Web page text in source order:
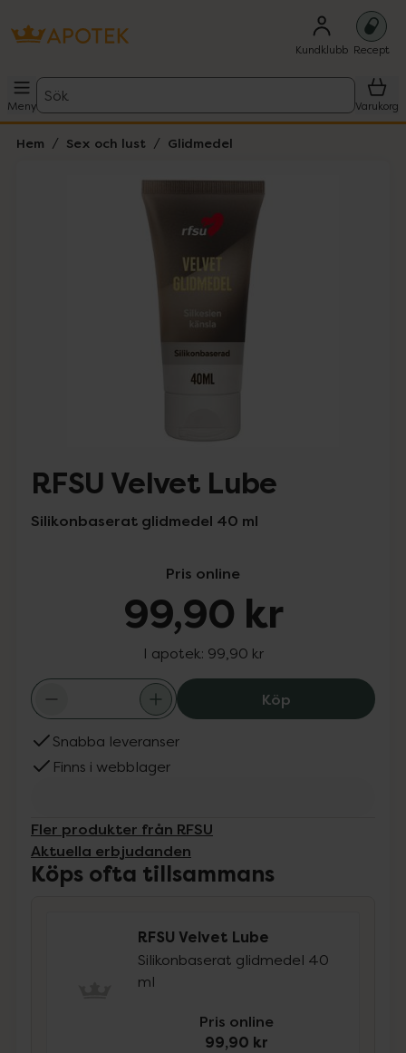
Kundklubb Recept
Meny
Sök
Varukorg
Hem Sex och lust Glidmedel
Lista: . Innehåller 3 objekt.
RFSU Velvet Lube
Silikonbaserat glidmedel 40 ml
Pris online
99,90 kr
I apotek: 99,90 kr
KöpRFSU Velvet
Snabba leveranser
Finns i webblager
Fler produkter från RFSU
Aktuella erbjudanden
Köps ofta tillsammans
RFSU Velvet Lube
Silikonbaserat glidmedel 40
ml
Pris online
99,90 kr